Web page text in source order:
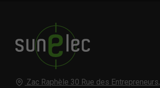
Zac Raphèle 30 Rue des Entrepreneurs,